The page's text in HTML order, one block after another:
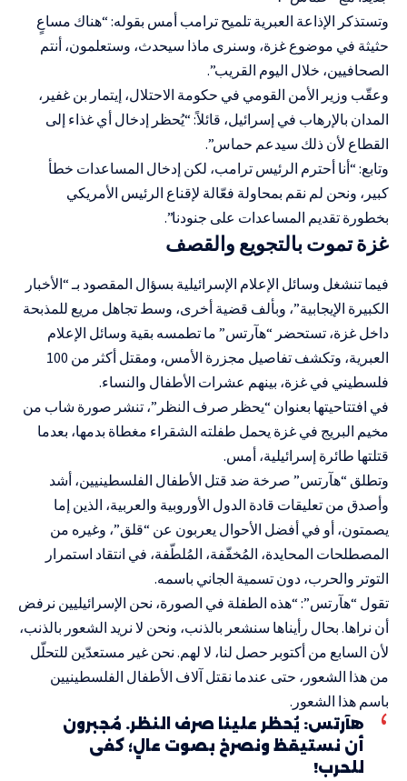
وتستذكر الإذاعة العبرية تلميح ترامب أمس بقوله: “هناك مساعٍ
حثيثة في موضوع غزة، وسنرى ماذا سيحدث، وستعلمون، أنتم
الصحافيين، خلال اليوم القريب”.
وعقّب وزير الأمن القومي في حكومة الاحتلال، إيتمار بن غفير،
المدان بالإرهاب في إسرائيل، قائلاً: “يُحظر إدخال أي غذاء إلى
القطاع لأن ذلك سيدعم حماس”.
وتابع: “أنا أحترم الرئيس ترامب، لكن إدخال المساعدات خطأ
كبير، ونحن لم نقم بمحاولة فعّالة لإقناع الرئيس الأمريكي
بخطورة تقديم المساعدات على جنودنا”.
غزة تموت بالتجويع والقصف
فيما تنشغل وسائل الإعلام الإسرائيلية بسؤال المقصود بـ “الأخبار
الكبيرة الإيجابية”، وبألف قضية أخرى، وسط تجاهل مريع للمذبحة
داخل غزة، تستحضر “هآرتس” ما تطمسه بقية وسائل الإعلام
العبرية، وتكشف تفاصيل مجزرة
الأمس، ومقتل أكثر من 100
فلسطيني في غزة، بينهم عشرات الأطفال والنساء.
في افتتاحيتها بعنوان “يحظر صرف النظر”، تنشر صورة شاب من
مخيم البريج في غزة يحمل طفلته الشقراء مغطاة بدمها، بعدما
قتلتها طائرة إسرائيلية، أمس.
وتطلق “هآرتس” صرخة ضد قتل الأطفال الفلسطينيين، أشد
وأصدق من تعليقات قادة الدول الأوروبية والعربية، الذين إما
يصمتون، أو في أفضل الأحوال يعربون عن “قلق”، وغيره من
المصطلحات المحايدة، المُخفّفة، المُلطّفة، في انتقاد استمرار
التوتر والحرب، دون تسمية الجاني باسمه.
تقول “هآرتس”: “هذه الطفلة في الصورة، نحن الإسرائيليين نرفض
أن نراها. بحال رأيناها سنشعر بالذنب، ونحن لا نريد الشعور بالذنب،
لأن السابع من أكتوبر حصل لنا، لا لهم. نحن غير مستعدّين للتحلّل
من هذا الشعور، حتى عندما نقتل آلاف الأطفال الفلسطينيين
باسم هذا الشعور.
هآرتس: يُحظر علينا صرف النظر. مُجبرون
أن نستيقظ ونصرخ بصوت عالٍ؛ كفى
للحرب!